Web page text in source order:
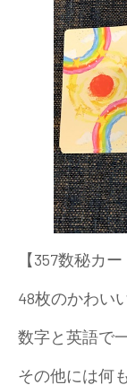
【357数秘カー
48枚のかわい
数字と英語で
その他には何